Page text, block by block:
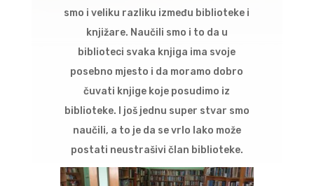
smo i veliku razliku između biblioteke i
knjižare. Naučili smo i to da u
biblioteci svaka knjiga ima svoje
posebno mjesto i da moramo dobro
čuvati knjige koje posudimo iz
biblioteke. I još jednu super stvar smo
naučili, a to je da se vrlo lako može
postati neustrašivi član biblioteke.